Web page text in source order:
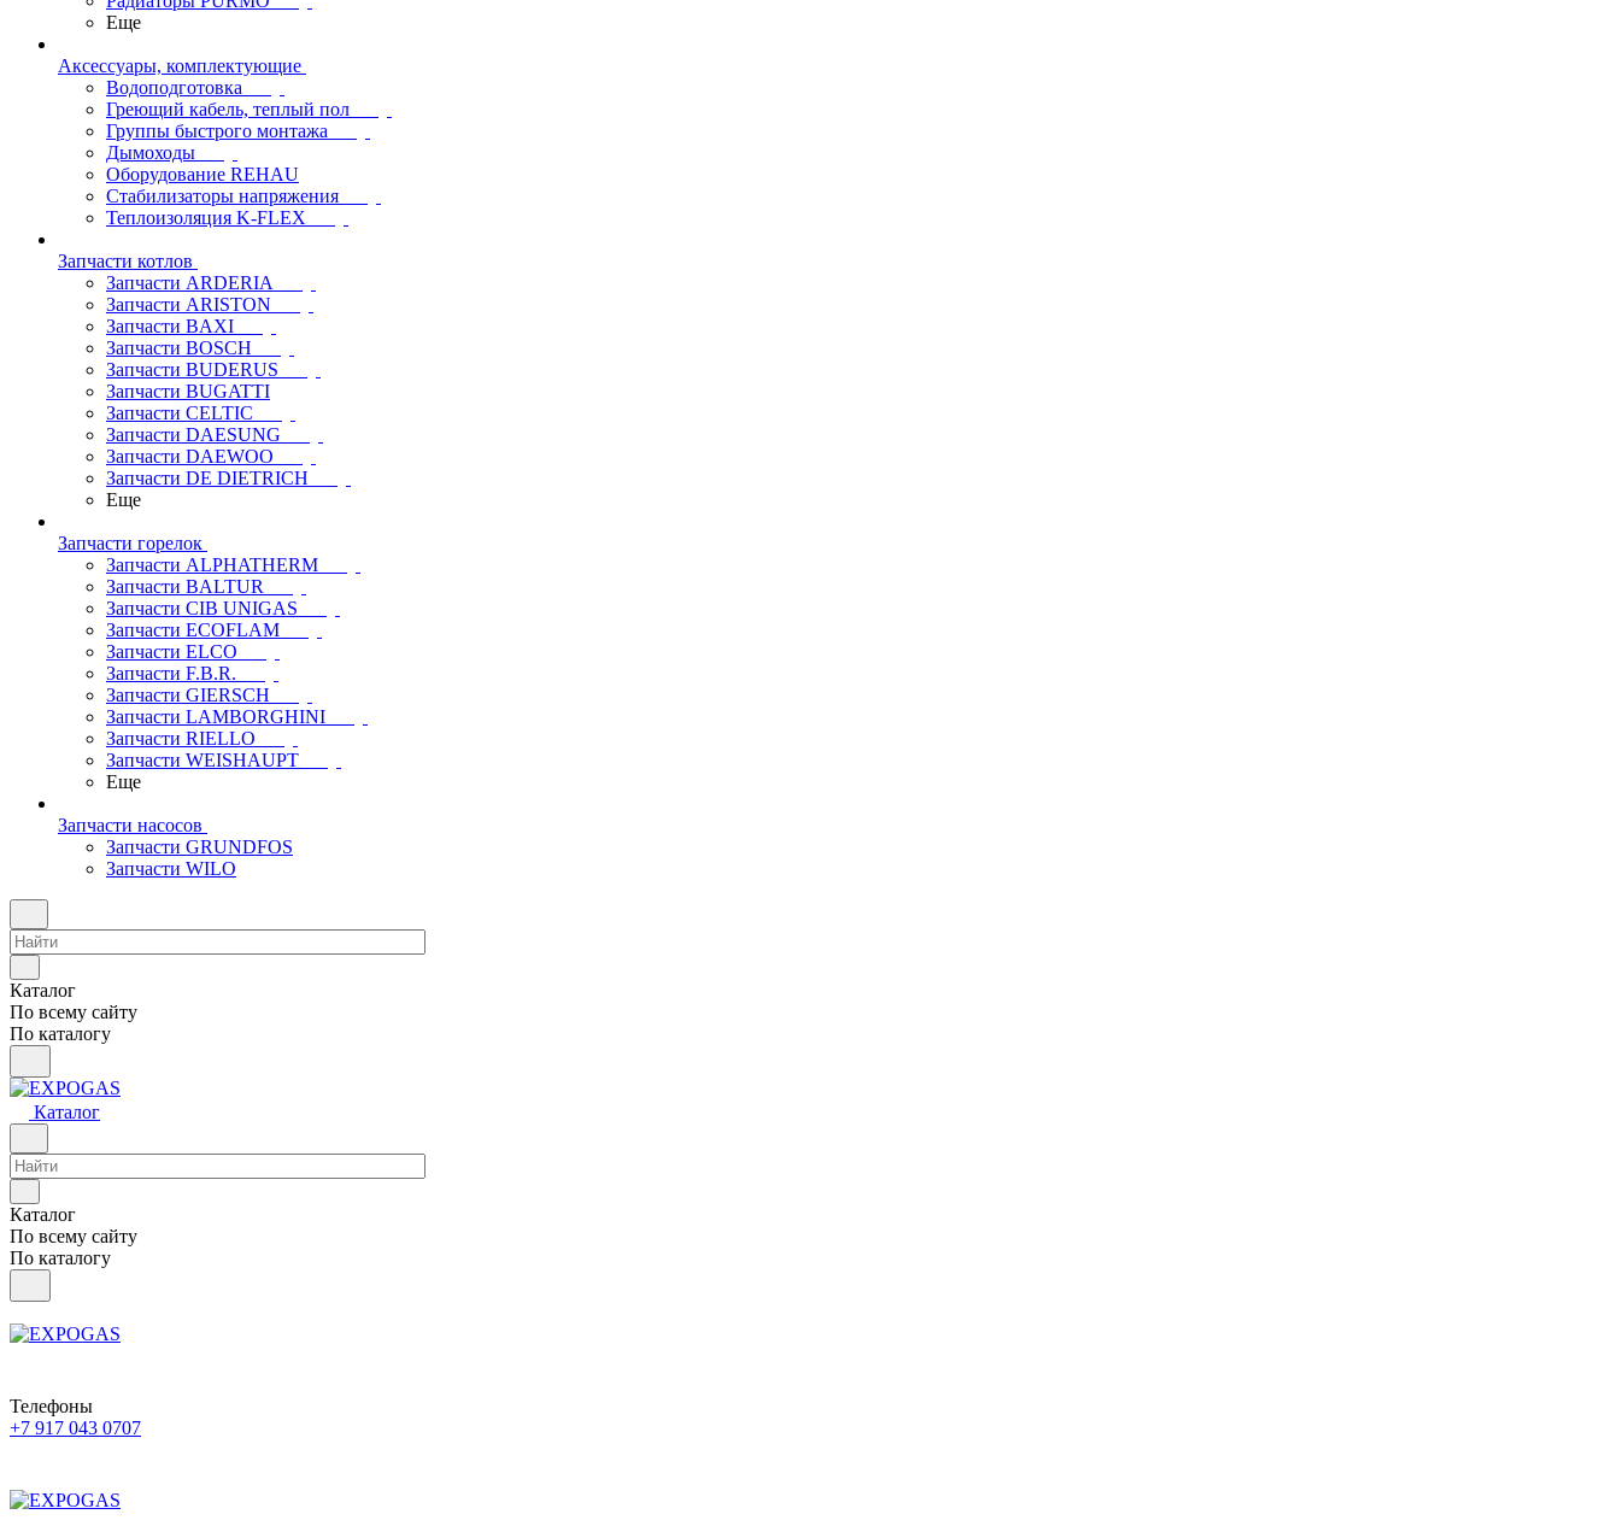
Еще
Аксессуары, комплектующие
Водоподготовка
Греющий кабель, теплый пол
Группы быстрого монтажа
Дымоходы
Оборудование REHAU
Стабилизаторы напряжения
Теплоизоляция K-FLEX
Запчасти котлов
Запчасти ARDERIA
Запчасти ARISTON
Запчасти BAXI
Запчасти BOSCH
Запчасти BUDERUS
Запчасти BUGATTI
Запчасти CELTIC
Запчасти DAESUNG
Запчасти DAEWOO
Запчасти DE DIETRICH
Еще
Запчасти горелок
Запчасти ALPHATHERM
Запчасти BALTUR
Запчасти CIB UNIGAS
Запчасти ECOFLAM
Запчасти ELCO
Запчасти F.B.R.
Запчасти GIERSCH
Запчасти LAMBORGHINI
Запчасти RIELLO
Запчасти WEISHAUPT
Еще
Запчасти насосов
Запчасти GRUNDFOS
Запчасти WILO
Каталог
По всему сайту
По каталогу
Каталог
Каталог
По всему сайту
По каталогу
Телефоны
+7 917 043 0707